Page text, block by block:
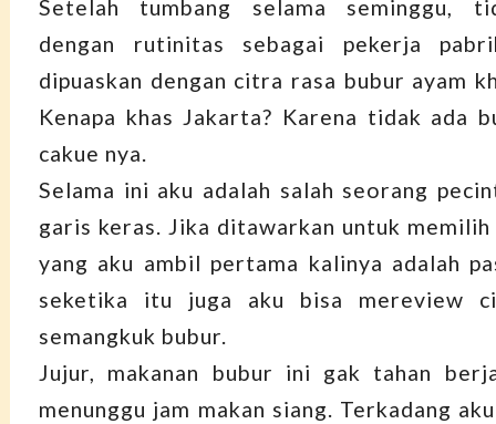
Setelah tumbang selama seminggu,
dengan rutinitas sebagai pekerja
dipuaskan dengan citra rasa bubur ayam
Kenapa khas Jakarta? Karena tidak ada
cakue nya.
Selama ini aku adalah salah seorang
garis keras. Jika ditawarkan untuk memilih
yang aku ambil pertama kalinya adalah
seketika itu juga aku bisa mereview
semangkuk bubur.
Jujur, makanan bubur ini gak tahan
menunggu jam makan siang. Terkadang